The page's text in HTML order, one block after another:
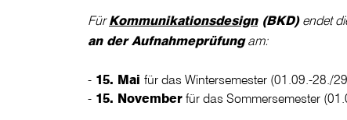
FürKommunikationsdesign(BKD)endet
an der Aufnahmeprüfungam:
15. Mai für das Wintersemester (01.09.-28./
15. November für das Sommersemester